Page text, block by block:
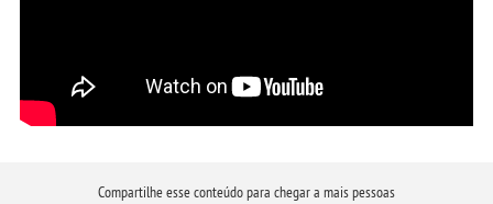
Compartilhe esse conteúdo para chegar a mais pessoas